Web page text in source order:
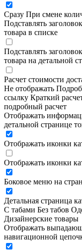
Сразу При смене
Подставлять
товара в списке
Подставлять
товара на детальной
Расчет стоимости
Не отображать
ссылку Краткий
подробный расчет
Отображать
детальной странице
Отображать иконки
Отображать иконки
Боковое меню на
Детальная страница
С табами Без табов
Дизайнерские товары
Отображать
навигационной